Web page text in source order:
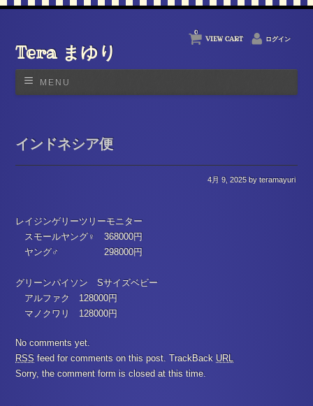
VIEW CART
0
ログイン
Tera まゆり
MENU
インドネシア便
4月 9, 2025by teramayuri
レイジンゲリーツリーモニター
スモールヤング♀ 368000円
ヤング♂ 298000円
グリーンパイソン Sサイズベビー
アルファク 128000円
マノクワリ 128000円
No comments yet.
RSS feed for comments on this post. TrackBack URL
Sorry, the comment form is closed at this time.